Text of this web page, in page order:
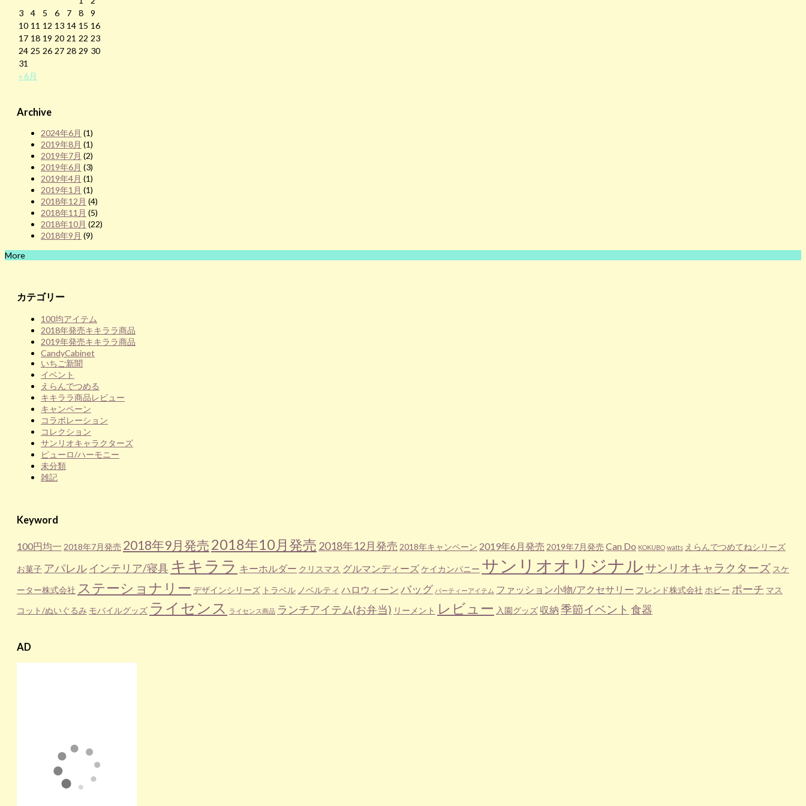
« 6月
3
4 5 6 7 8
9
10 11 12 13 14 15 16
17 18 19 20 21 22 23
24 25 26 27 28 29 30
31
Archive
2024年6月 (1)
2019年8月 (1)
2019年7月 (2)
2019年6月 (3)
2019年4月 (1)
2019年1月 (1)
2018年12月 (4)
2018年11月 (5)
2018年10月 (22)
2018年9月 (9)
More
カテゴリー
100均アイテム
2018年発売キキララ商品
2019年発売キキララ商品
CandyCabinet
いちご新聞
イベント
えらんでつめる
キキララ商品レビュー
キャンペーン
コラボレーション
コレクション
サンリオキャラクターズ
ピューロ/ハーモニー
未分類
雑記
Keyword
100円均一 2018年7月発売 2018年9月発売 2018年10月発売 2018年12月発売 2018年キャンペーン 2019年6月発売 2019年7月発売 Can Do KOKUBO watts えらんでつめてねシリーズ
お菓子 アパレル インテリア/寝具 キキララ キーホルダー クリスマス グルマンディーズケイカンパニー サンリオオリジナルサンリオキャラクターズ スケ
ーター株式会社 ステーショナリー デザインシリーズ トラベル ノベルティ ハロウィーン バッグ パーティーアイテム ファッション小物/アクセサリー フレンド株式会社 ホビー ポーチ マス
コット/ぬいぐるみ モバイルグッズ ライセンス ライセンス商品 ランチアイテム(お弁当) リーメント レビュー 入園グッズ 収納 季節イベント 食器
AD